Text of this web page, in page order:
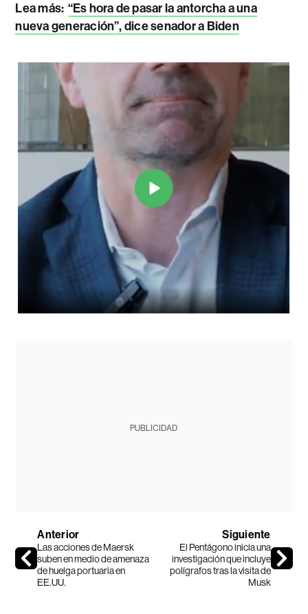
Lea más: “Es hora de pasar la antorcha a una
nueva generación”, dice senador a Biden
PUBLICIDAD
Anterior
Las acciones de Maersk
suben en medio de amenaza
de huelga portuaria en
EE.UU.
Siguiente
El Pentágono inicia una
investigación que incluye
polígrafos tras la visita de
Musk